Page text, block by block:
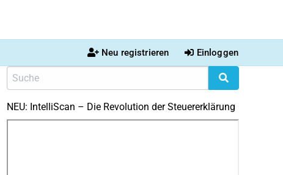
Neu registrieren Einloggen
NEU: IntelliScan – Die Revolution der Steuererklärung